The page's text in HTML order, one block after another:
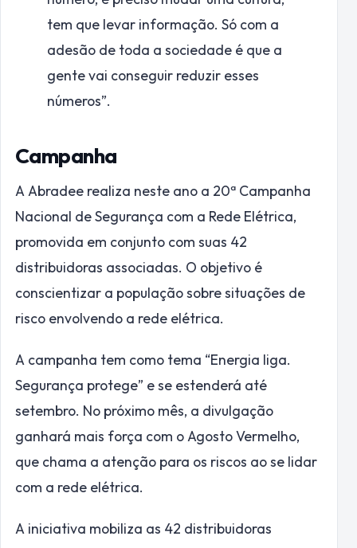
tem que levar informação. Só com a
adesão de toda a sociedade é que a
gente vai conseguir reduzir esses
números”.
Campanha
A Abradee realiza neste ano a 20ª Campanha
Nacional de Segurança com a Rede Elétrica,
promovida em conjunto com suas 42
distribuidoras associadas. O objetivo é
conscientizar a população sobre situações de
risco envolvendo a rede elétrica.
A campanha tem como tema “Energia liga.
Segurança protege” e se estenderá até
setembro. No próximo mês, a divulgação
ganhará mais força com o Agosto Vermelho,
que chama a atenção para os riscos ao se lidar
com a rede elétrica.
A iniciativa mobiliza as 42 distribuidoras